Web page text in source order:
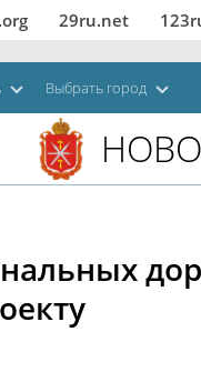
29ru.net
Выбрать город